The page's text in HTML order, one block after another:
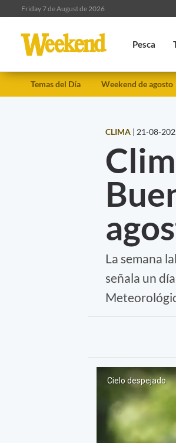
Friday 7 de August de 2026
Pesca
Temas del Día Weekend de agosto
CLIMA | 21-08-
La semana
señala un